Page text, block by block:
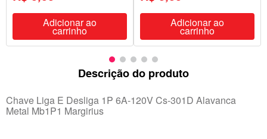
Adicionar ao
carrinho
Adicionar ao
carrinho
Descrição do produto
Chave Liga E Desliga 1P 6A-120V Cs-301D Alavanca
Metal Mb1P1 Margirius